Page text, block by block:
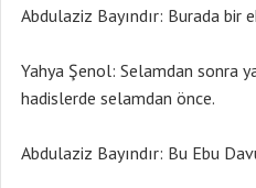
Abdulaziz Bayındır: Burada bir
Yahya Şenol: Selamdan sonra
hadislerde selamdan önce.
Abdulaziz Bayındır: Bu Ebu